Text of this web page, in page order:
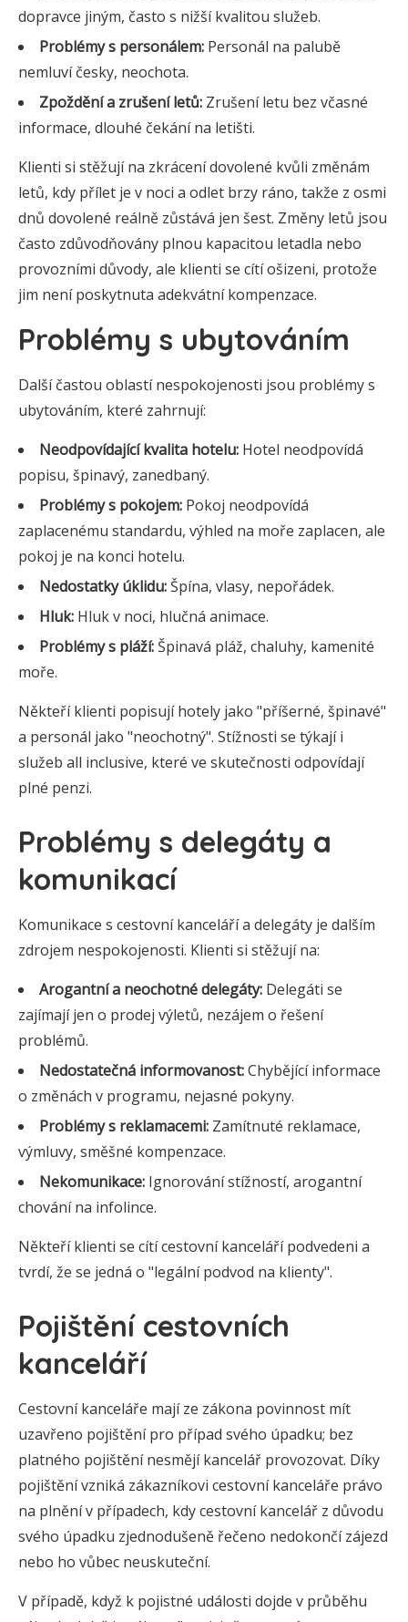
dopravce jiným, často s nižší kvalitou služeb.
Problémy s personálem: Personál na palubě
nemluví česky, neochota.
Zpoždění a zrušení letů: Zrušení letu bez včasné
informace, dlouhé čekání na letišti.
Klienti si stěžují na zkrácení dovolené kvůli změnám
letů, kdy přílet je v noci a odlet brzy ráno, takže z osmi
dnů dovolené reálně zůstává jen šest. Změny letů jsou
často zdůvodňovány plnou kapacitou letadla nebo
provozními důvody, ale klienti se cítí ošizeni, protože
jim není poskytnuta adekvátní kompenzace.
Problémy s ubytováním
Další častou oblastí nespokojenosti jsou problémy s
ubytováním, které zahrnují:
Neodpovídající kvalita hotelu: Hotel neodpovídá
popisu, špinavý, zanedbaný.
Problémy s pokojem: Pokoj neodpovídá
zaplacenému standardu, výhled na moře zaplacen, ale
pokoj je na konci hotelu.
Nedostatky úklidu: Špína, vlasy, nepořádek.
Hluk: Hluk v noci, hlučná animace.
Problémy s pláží: Špinavá pláž, chaluhy, kamenité
moře.
Někteří klienti popisují hotely jako "příšerné, špinavé"
a personál jako "neochotný". Stížnosti se týkají i
služeb all inclusive, které ve skutečnosti odpovídají
plné penzi.
Problémy s delegáty a
komunikací
Komunikace s cestovní kanceláří a delegáty je dalším
zdrojem nespokojenosti. Klienti si stěžují na:
Arogantní a neochotné delegáty: Delegáti se
zajímají jen o prodej výletů, nezájem o řešení
problémů.
Nedostatečná informovanost:Chybějící informace
o změnách v programu, nejasné pokyny.
Problémy s reklamacemi: Zamítnuté reklamace,
výmluvy, směšné kompenzace.
Nekomunikace: Ignorování stížností, arogantní
chování na infolince.
Někteří klienti se cítí cestovní kanceláří podvedeni a
tvrdí, že se jedná o "legální podvod na klienty".
Pojištění cestovních
kanceláří
Cestovní kanceláře mají ze zákona povinnost mít
uzavřeno pojištění pro případ svého úpadku; bez
platného pojištění nesmějí kancelář provozovat. Díky
pojištění vzniká zákazníkovi cestovní kanceláře právo
na plnění v případech, kdy cestovní kancelář z důvodu
svého úpadku zjednodušeně řečeno nedokončí zájezd
nebo ho vůbec neuskuteční.
V případě, když k pojistné události dojde v průběhu